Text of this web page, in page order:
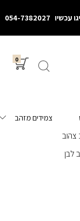
עכשיו 054-7382027
0
צהוב
לבן
צמידים מזהב